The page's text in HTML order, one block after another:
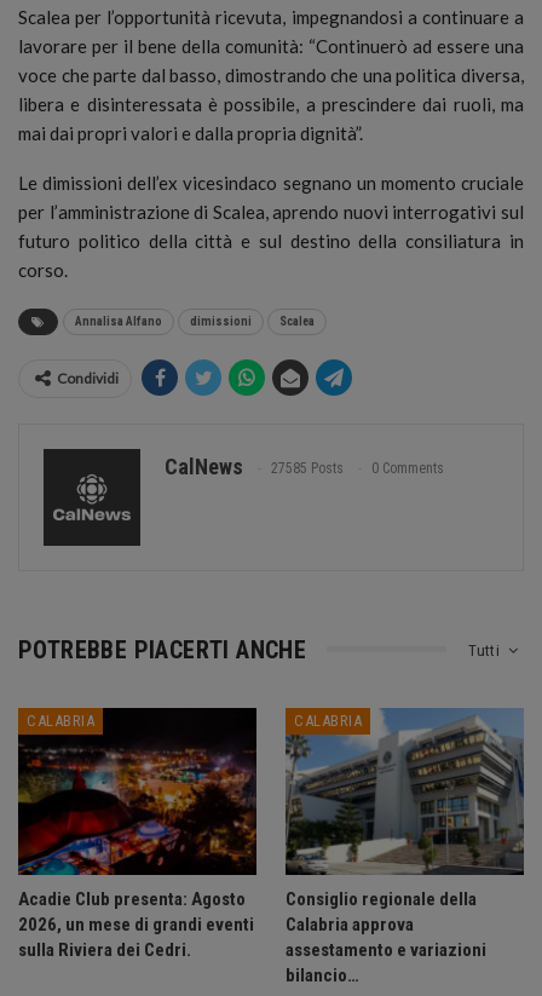
Scalea per l’opportunità ricevuta, impegnandosi a continuare a
lavorare per il bene della comunità: “Continuerò ad essere una
voce che parte dal basso, dimostrando che una politica diversa,
libera e disinteressata è possibile, a prescindere dai ruoli, ma
mai dai propri valori e dalla propria dignità”.
Le dimissioni dell’ex vicesindaco segnano un momento cruciale
per l’amministrazione di Scalea, aprendo nuovi interrogativi sul
futuro politico della città e sul destino della consiliatura in
corso.
Annalisa Alfano dimissioni Scalea
Condividi
CalNews 27585 Posts 0 Comments
Tutti
POTREBBE PIACERTI ANCHE
CALABRIA
Acadie Club presenta: Agosto
2026, un mese di grandi eventi
sulla Riviera dei Cedri.
CALABRIA
Consiglio regionale della
Calabria approva
assestamento e variazioni
bilancio…